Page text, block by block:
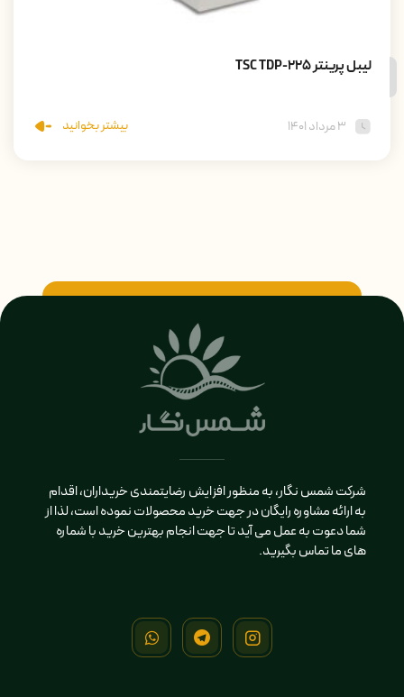
لیبل پرینتر TSC TDP-225
۳ مرداد ۱۴۰۱ بیشتر بخوانید
شرکت شمس نگار، به منظور افزایش رضایتمندی خریداران، اقدام
به ارائه مشاوره رایگان در جهت خرید محصولات نموده است، لذا از
شما دعوت به عمل می آید تا جهت انجام بهترین خرید با شماره
های ما تماس بگیرید.